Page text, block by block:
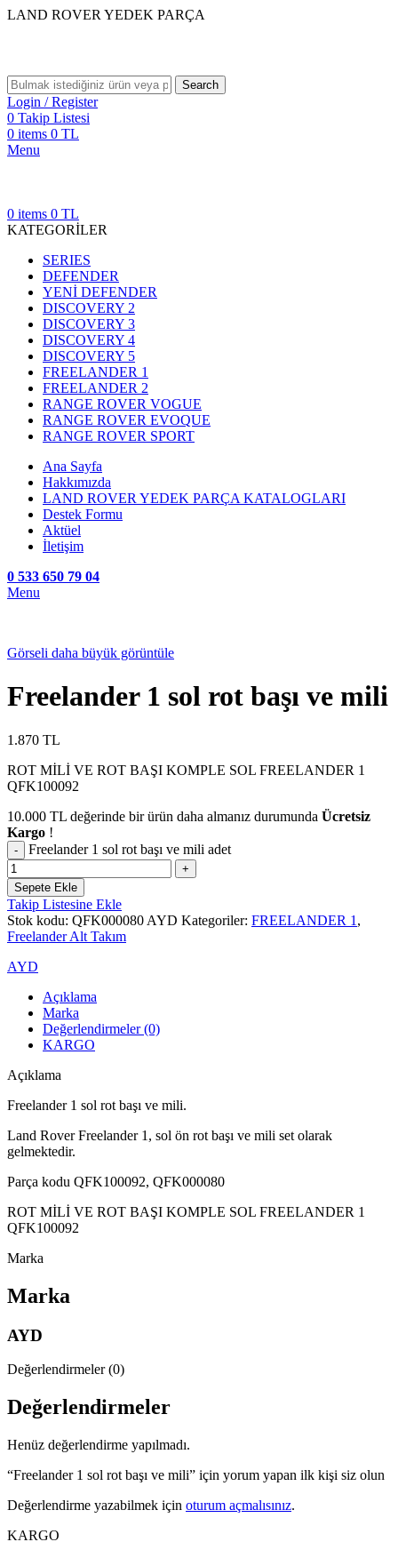
LAND ROVER YEDEK PARÇA
Search
Login / Register
0 Takip Listesi
0 items 0 TL
Menu
0 items 0 TL
KATEGORİLER
SERIES
DEFENDER
YENİ DEFENDER
DISCOVERY 2
DISCOVERY 3
DISCOVERY 4
DISCOVERY 5
FREELANDER 1
FREELANDER 2
RANGE ROVER VOGUE
RANGE ROVER EVOQUE
RANGE ROVER SPORT
Ana Sayfa
Hakkımızda
LAND ROVER YEDEK PARÇA KATALOGLARI
Destek Formu
Aktüel
İletişim
0 533 650 79 04
Menu
Görseli daha büyük görüntüle
Freelander 1 sol rot başı ve mili
1.870 TL
ROT MİLİ VE ROT BAŞI KOMPLE SOL FREELANDER 1
QFK100092
10.000 TL değerinde bir ürün daha almanız durumunda Ücretsiz
Kargo !
Freelander 1 sol rot başı ve mili adet
Sepete Ekle
Takip Listesine Ekle
Stok kodu: QFK000080 AYD Kategoriler: FREELANDER 1 ,
Freelander Alt Takım
AYD
Açıklama
Marka
Değerlendirmeler (0)
KARGO
Açıklama
Freelander 1 sol rot başı ve mili.
Land Rover Freelander 1, sol ön rot başı ve mili set olarak
gelmektedir.
Parça kodu QFK100092, QFK000080
ROT MİLİ VE ROT BAŞI KOMPLE SOL FREELANDER 1
QFK100092
Marka
Marka
AYD
Değerlendirmeler (0)
Değerlendirmeler
Henüz değerlendirme yapılmadı.
“Freelander 1 sol rot başı ve mili” için yorum yapan ilk kişi siz olun
Değerlendirme yazabilmek için oturum açmalısınız.
KARGO